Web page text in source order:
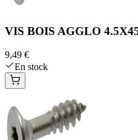
VIS BOIS AGGLO
9,49 €
En stock